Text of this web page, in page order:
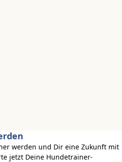
werden und Dir eine Zukunft mit
jetzt Deine Hundetrainer-